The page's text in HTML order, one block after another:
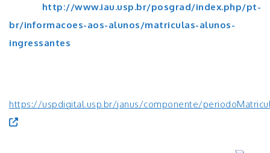
http://www.iau.usp.br/posgrad/index.php/pt-
br/informacoes-aos-alunos/matriculas-alunos-
ingressantes
https://uspdigital.usp.br/janus/componente/